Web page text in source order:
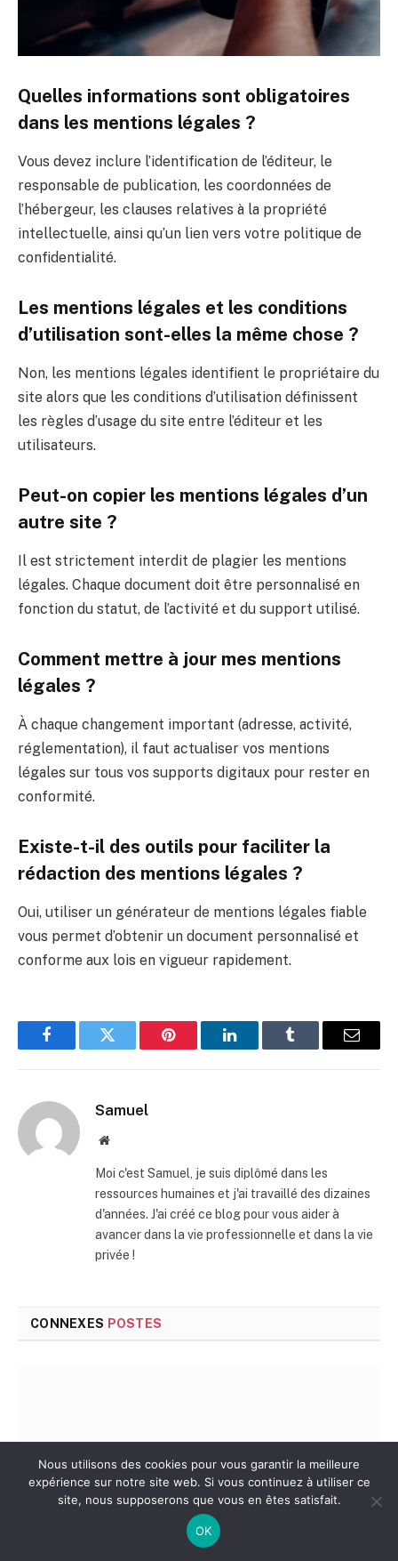
Quelles informations sont obligatoires
dans les mentions légales ?
Vous devez inclure l’identification de l’éditeur, le
responsable de publication, les coordonnées de
l’hébergeur, les clauses relatives à la propriété
intellectuelle, ainsi qu’un lien vers votre politique de
confidentialité.
Les mentions légales et les conditions
d’utilisation sont-elles la même chose ?
Non, les mentions légales identifient le propriétaire du
site alors que les conditions d’utilisation définissent
les règles d’usage du site entre l’éditeur et les
utilisateurs.
Peut-on copier les mentions légales d’un
autre site ?
Il est strictement interdit de plagier les mentions
légales. Chaque document doit être personnalisé en
fonction du statut, de l’activité et du support utilisé.
Comment mettre à jour mes mentions
légales ?
À chaque changement important (adresse, activité,
réglementation), il faut actualiser vos mentions
légales sur tous vos supports digitaux pour rester en
conformité.
Existe-t-il des outils pour faciliter la
rédaction des mentions légales ?
Oui, utiliser un générateur de mentions légales fiable
vous permet d’obtenir un document personnalisé et
conforme aux lois en vigueur rapidement.
FacebookTwitter Pinterest LinkedInTumblr
E-
Samuel
Site
Moi c'est Samuel, je suis diplômé dans les
ressources humaines et j'ai travaillé des dizaines
d'années. J'ai créé ce blog pour vous aider à
avancer dans la vie professionnelle et dans la vie
privée !
CONNEXES POSTES
Nous utilisons des cookies pour vous garantir la meilleure
expérience sur notre site web. Si vous continuez à utiliser ce
site, nous supposerons que vous en êtes satisfait.
OK